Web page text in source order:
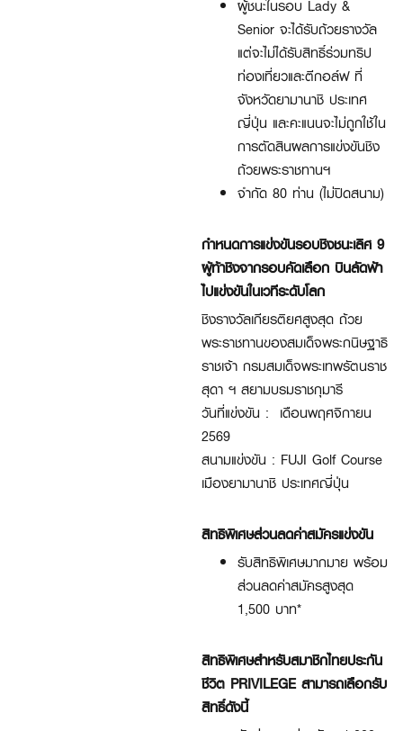
ผู้ชนะในรอบ Lady &
Senior จะได้รับถ้วยรางวัล
แต่จะไม่ได้รับสิทธิ์ร่วมทริป
ท่องเที่ยวและตีกอล์ฟ ที่
จังหวัดยามานาชิ ประเทศ
ญี่ปุ่น และคะแนนจะไม่ถูกใช้ใน
การตัดสินผลการแข่งขันชิง
ถ้วยพระราชทานฯ
จำกัด 80 ท่าน (ไม่ปิดสนาม)
กำหนดการแข่งขันรอบชิงชนะเลิศ 9
ผู้ท้าชิงจากรอบคัดเลือก บินลัดฟ้า
ไปแข่งขันในเวทีระดับโลก
ชิงรางวัลเกียรติยศสูงสุด ถ้วย
พระราชทานของสมเด็จพระกนิษฐาธิ
ราชเจ้า กรมสมเด็จพระเทพรัตนราช
สุดา ฯ สยามบรมราชกุมารี
วันที่แข่งขัน : เดือนพฤศจิกายน
2569
สนามแข่งขัน : FUJI Golf Course
เมืองยามานาชิ ประเทศญี่ปุ่น
สิทธิพิเศษส่วนลดค่าสมัครแข่งขัน
รับสิทธิพิเศษมากมาย พร้อม
ส่วนลดค่าสมัครสูงสุด
1,500 บาท*
สิทธิพิเศษสำหรับสมาชิกไทยประกัน
ชีวิต PRIVILEGE สามารถเลือกรับ
สิทธิ์ดังนี้